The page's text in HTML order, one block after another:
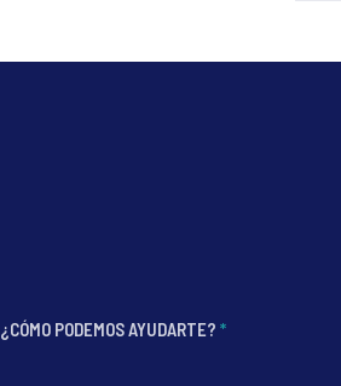
¿CÓMO PODEMOS AYUDARTE? *